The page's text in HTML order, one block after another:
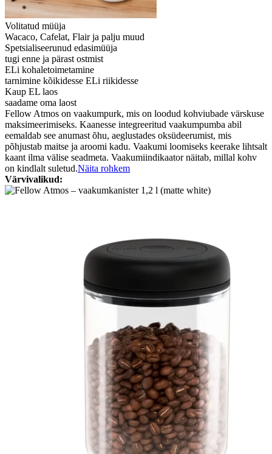
Volitatud müüja
Wacaco, Cafelat, Flair ja palju muud
Spetsialiseerunud edasimüüja
tugi enne ja pärast ostmist
ELi kohaletoimetamine
tarnimine kõikidesse ELi riikidesse
Kaup EL laos
saadame oma laost
Fellow Atmos on vaakumpurk, mis on loodud kohviubade värskuse
maksimeerimiseks. Kaanesse integreeritud vaakumpumba abil
eemaldab see anumast õhu, aeglustades oksüdeerumist, mis
põhjustab maitse ja aroomi kadu. Vaakumi loomiseks keerake lihtsalt
kaant ilma välise seadmeta. Vaakumiindikaator näitab, millal kohv
on kindlalt suletud.Näita rohkem
Värvivalikud: